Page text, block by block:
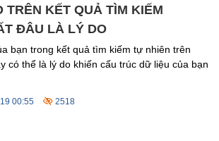
TRÊN KẾT QUẢ TÌM KIẾM
ĐÂU LÀ LÝ DO
bạn trong kết quả tìm kiếm tự nhiên trên
có thể là lý do khiến cấu trúc dữ liệu của bạn
00:55 2518